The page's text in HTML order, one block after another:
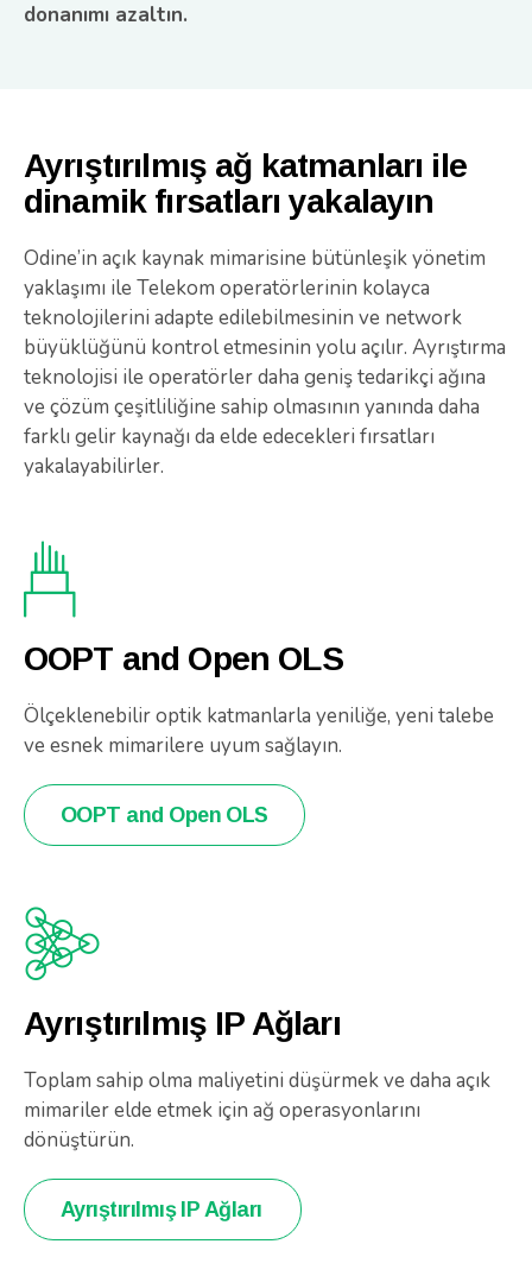
donanımı azaltın.
Ayrıştırılmış ağ katmanları ile
dinamik fırsatları yakalayın
Odine’in açık kaynak mimarisine bütünleşik yönetim
yaklaşımı ile Telekom operatörlerinin kolayca
teknolojilerini adapte edilebilmesinin ve network
büyüklüğünü kontrol etmesinin yolu açılır. Ayrıştırma
teknolojisi ile operatörler daha geniş tedarikçi ağına
ve çözüm çeşitliliğine sahip olmasının yanında daha
farklı gelir kaynağı da elde edecekleri fırsatları
yakalayabilirler.
OOPT and Open OLS
Ölçeklenebilir optik katmanlarla yeniliğe, yeni talebe
ve esnek mimarilere uyum sağlayın.
OOPT and Open OLS
Ayrıştırılmış IP Ağları
Toplam sahip olma maliyetini düşürmek ve daha açık
mimariler elde etmek için ağ operasyonlarını
dönüştürün.
Ayrıştırılmış IP Ağları